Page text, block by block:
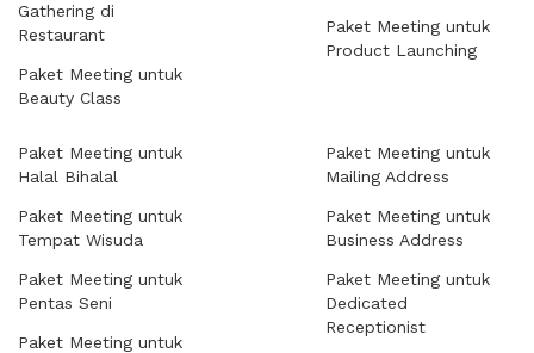
Gathering di
Restaurant
Paket Meeting untuk
Beauty Class
Paket Meeting untuk
Product Launching
Paket Meeting untuk
Halal Bihalal
Paket Meeting untuk
Tempat Wisuda
Paket Meeting untuk
Pentas Seni
Paket Meeting untuk
Paket Meeting untuk
Mailing Address
Paket Meeting untuk
Business Address
Paket Meeting untuk
Dedicated
Receptionist